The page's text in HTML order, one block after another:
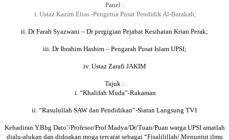
Panel :
i. Ustaz Kazim Elias -Pengetua Pusat Pendidik Al-Barakah;
ii. Dr Farah Syazwani – Dr pergigian Pejabat Kesihatan Krian Perak;
iii. Dr Ibrahim Hashim – Pengarah Pusat Islam UPSI;
iv. Ustaz Zarafi JAKIM
Tajuk :
i. “Khalifah Muda”-Rakaman
ii. “Rasulullah SAW dan Pendidikan”-Siaran Langsung TV1
Kehadiran Y.Bhg Dato’/Profesor/Prof Madya/Dr/Tuan/Puan warga UPSI amatlah
dialu-alukan dan didoakan moga tercatat sebagai “Fisalilillah/ Menuntut ilmu